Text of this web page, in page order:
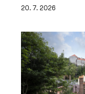
20. 7. 2026